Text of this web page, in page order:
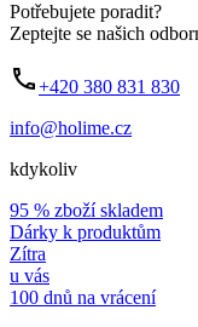
Potřebujete poradit?
Zeptejte se našich
+420 380 831 830
info@holime.cz
kdykoliv
95 % zboží skladem
Dárky k produktům
Zítra
u vás
100 dnů na vrácení